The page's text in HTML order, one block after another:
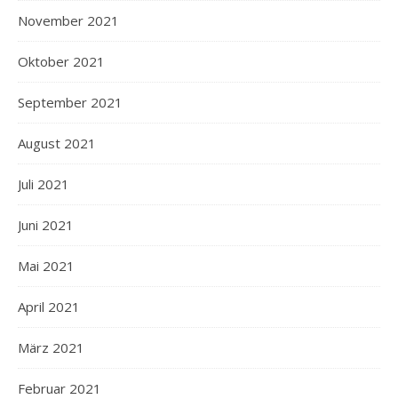
November 2021
Oktober 2021
September 2021
August 2021
Juli 2021
Juni 2021
Mai 2021
April 2021
März 2021
Februar 2021